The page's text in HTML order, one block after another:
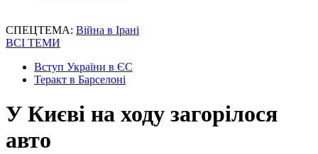
СПЕЦТЕМА: Війна в Ірані
ВСІ ТЕМИ
Вступ України в ЄС
Теракт в Барселоні
У Києві на ходу загорілося
авто